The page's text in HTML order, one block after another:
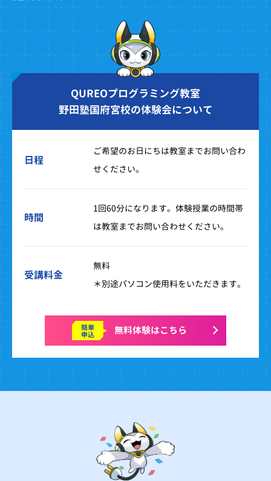
QUREOプログラミング教室
野田塾国府宮校の体験会について
日程
ご希望のお日にちは教室までお問い合わ
せください。
時間
1回60分になります。体験授業の時間帯
は教室までお問い合わせください。
受講料金
無料
＊別途パソコン使用料をいただきます。
簡単
申込 無料体験はこちら